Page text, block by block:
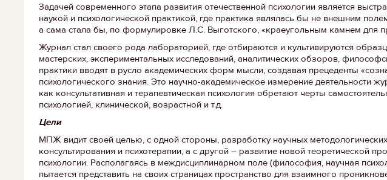
Задачей современного этапа развития отечественной психологии является
наукой и психологической практикой, где практика являлась бы не внешним
а сама стала бы, по формулировке Л.С. Выготского, «краеугольным камнем для
Журнал стал своего рода лабораторией, где отбираются и культивируются
мастерских, экспериментальных исследований, аналитических обзоров,
практики вводят в русло академических форм мысли, создавая прецеденты
психологического знания. Это научно-академическое измерение деятельности
как консультативная и терапевтическая психология обретают черты
психологией, клинической, возрастной и т.д.
Цели
МПЖ видит своей целью, с одной стороны, разработку научных
консультирования и психотерапии, а с другой – развитие новой теоретической
психологии. Располагаясь в междисциплинарном поле (философия, научная
пытается представить на своих страницах пространство для взаимного